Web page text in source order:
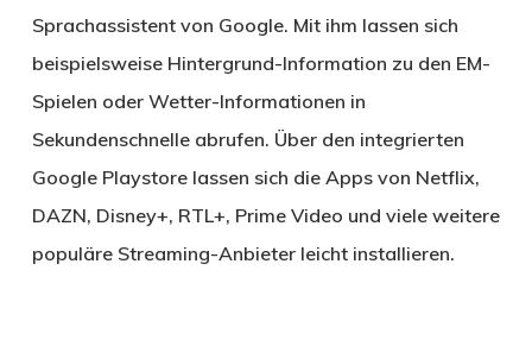
Sprachassistent von Google. Mit ihm lassen sich
beispielsweise Hintergrund-Information zu den EM-
Spielen oder Wetter-Informationen in
Sekundenschnelle abrufen. Über den integrierten
Google Playstore lassen sich die Apps von Netflix,
DAZN, Disney+, RTL+, Prime Video und viele weitere
populäre Streaming-Anbieter leicht installieren.